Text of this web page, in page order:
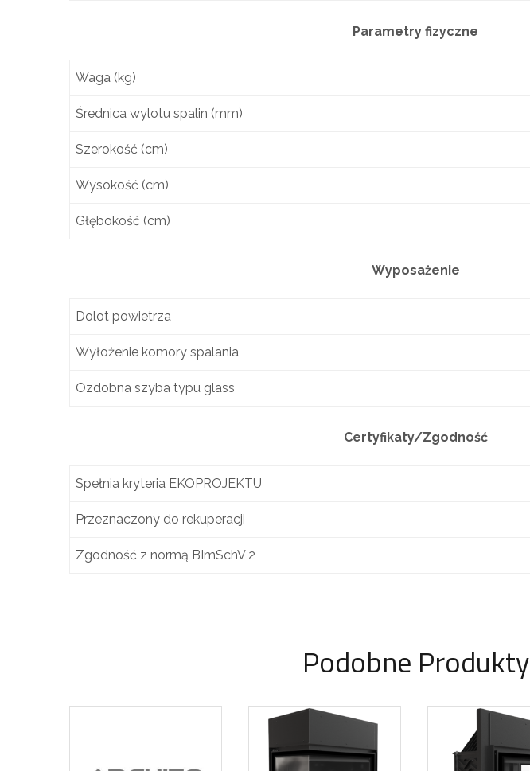
Parametry fizyczne
Waga (kg)
Średnica wylotu spalin (mm)
Szerokość (cm)
Wysokość (cm)
Głębokość (cm)
Wyposażenie
Dolot powietrza
Wyłożenie komory spalania
Ozdobna szyba typu glass
Certyfikaty/Zgodność
Spełnia kryteria EKOPROJEKTU
Przeznaczony do rekuperacji
Zgodność z normą BImSchV 2
Podobne Produkty